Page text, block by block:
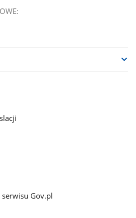
Gov.pl